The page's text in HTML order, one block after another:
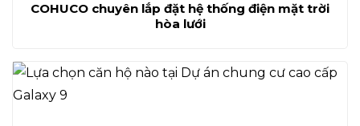
COHUCO chuyên lắp đặt hệ thống điện mặt trời
hòa lưới